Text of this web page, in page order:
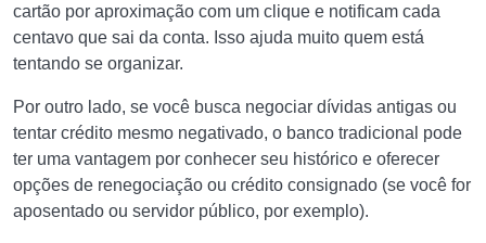
cartão por aproximação com um clique e notificam cada
centavo que sai da conta. Isso ajuda muito quem está
tentando se organizar.
Por outro lado, se você busca negociar dívidas antigas ou
tentar crédito mesmo negativado, o banco tradicional pode
ter uma vantagem por conhecer seu histórico e oferecer
opções de renegociação ou crédito consignado (se você for
aposentado ou servidor público, por exemplo).